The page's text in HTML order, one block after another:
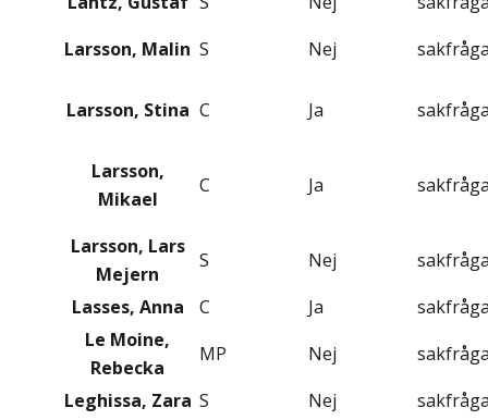
Larsson, Malin S Nej
Larsson, Stina C Ja
Larsson,
Mikael
C Ja
Larsson, Lars
Mejern
S Nej
Lasses, Anna
C Ja
Le Moine,
Rebecka
MP Nej
Leghissa, Zara S Nej